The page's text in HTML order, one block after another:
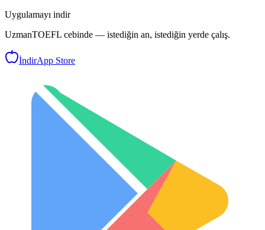
Uygulamayı indir
UzmanTOEFL cebinde — istediğin an, istediğin yerde çalış.
İndirApp Store